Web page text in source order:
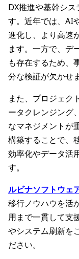
DX推進や基幹シ
す。近年では、AI
進化し、より高速
ます。一方で、デ
も存在するため、
分な検証が欠かせ
また、プロジェク
ータクレンジング
なマネジメントが
構築することで、
効率化やデータ活
す。
ルビナソフトウェ
移行ノウハウを活
用まで一貫して支
やシステム刷新を
ださい。